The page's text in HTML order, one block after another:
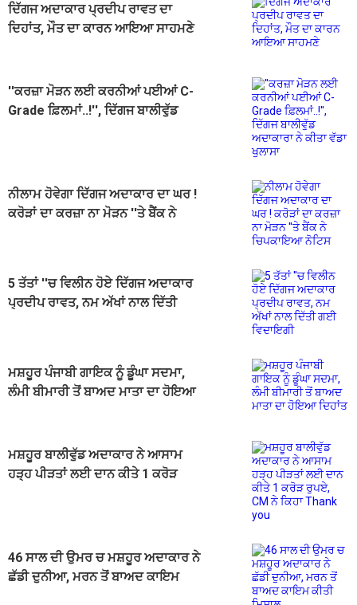
ਦਿੱਗਜ ਅਦਾਕਾਰ ਪ੍ਰਦੀਪ ਰਾਵਤ ਦਾ
ਦਿਹਾਂਤ, ਮੌਤ ਦਾ ਕਾਰਨ ਆਇਆ ਸਾਹਮਣੇ
''ਕਰਜ਼ਾ ਮੋੜਨ ਲਈ ਕਰਨੀਆਂ ਪਈਆਂ C-
Grade ਫ਼ਿਲਮਾਂ..!'', ਦਿੱਗਜ ਬਾਲੀਵੁੱਡ
ਨੀਲਾਮ ਹੋਵੇਗਾ ਦਿੱਗਜ ਅਦਾਕਾਰ ਦਾ ਘਰ !
ਕਰੋੜਾਂ ਦਾ ਕਰਜ਼ਾ ਨਾ ਮੋੜਨ ''ਤੇ ਬੈਂਕ ਨੇ
5 ਤੱਤਾਂ ''ਚ ਵਿਲੀਨ ਹੋਏ ਦਿੱਗਜ ਅਦਾਕਾਰ
ਪ੍ਰਦੀਪ ਰਾਵਤ, ਨਮ ਅੱਖਾਂ ਨਾਲ ਦਿੱਤੀ
ਮਸ਼ਹੂਰ ਪੰਜਾਬੀ ਗਾਇਕ ਨੂੰ ਡੂੰਘਾ ਸਦਮਾ,
ਲੰਮੀ ਬੀਮਾਰੀ ਤੋਂ ਬਾਅਦ ਮਾਤਾ ਦਾ ਹੋਇਆ
ਮਸ਼ਹੂਰ ਬਾਲੀਵੁੱਡ ਅਦਾਕਾਰ ਨੇ ਆਸਾਮ
ਹੜ੍ਹ ਪੀੜਤਾਂ ਲਈ ਦਾਨ ਕੀਤੇ 1 ਕਰੋੜ
46 ਸਾਲ ਦੀ ਉਮਰ ਚ ਮਸ਼ਹੂਰ ਅਦਾਕਾਰ ਨੇ
ਛੱਡੀ ਦੁਨੀਆ, ਮਰਨ ਤੋਂ ਬਾਅਦ ਕਾਇਮ